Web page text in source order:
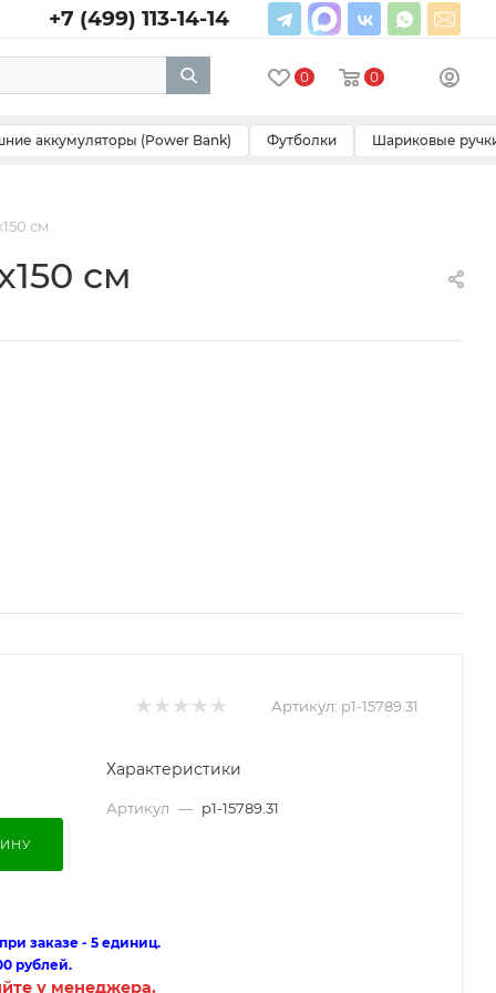
+7 (499) 113-14-14
0 0
аккумуляторы (Power Bank) Футболки Шариковые
см
см
Артикул: p1-15789.31
Характеристики
Артикул — p1-15789.31
заказе - 5 единиц.
рублей.
у менеджера.